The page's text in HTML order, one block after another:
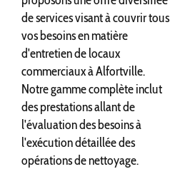
de services visant à couvrir tous
vos besoins en matière
d'entretien de locaux
commerciaux à Alfortville.
Notre gamme complète inclut
des prestations allant de
l'évaluation des besoins à
l'exécution détaillée des
opérations de nettoyage.